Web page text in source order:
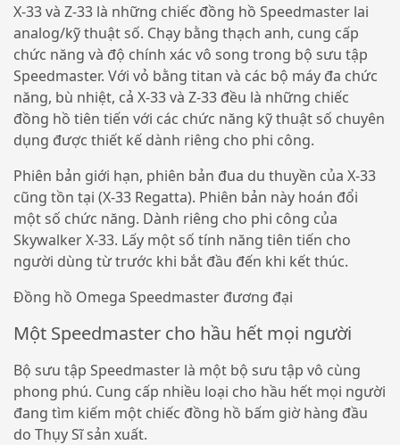
X-33 và Z-33 là những chiếc đồng hồ Speedmaster lai
analog/kỹ thuật số. Chạy bằng thạch anh, cung cấp
chức năng và độ chính xác vô song trong bộ sưu tập
Speedmaster. Với vỏ bằng titan và các bộ máy đa chức
năng, bù nhiệt, cả X-33 và Z-33 đều là những chiếc
đồng hồ tiên tiến với các chức năng kỹ thuật số chuyên
dụng được thiết kế dành riêng cho phi công.
Phiên bản giới hạn, phiên bản đua du thuyền của X-33
cũng tồn tại (X-33 Regatta). Phiên bản này hoán đổi
một số chức năng. Dành riêng cho phi công của
Skywalker X-33. Lấy một số tính năng tiên tiến cho
người dùng từ trước khi bắt đầu đến khi kết thúc.
Đồng hồ Omega Speedmaster đương đại
Một Speedmaster cho hầu hết mọi người
Bộ sưu tập Speedmaster là một bộ sưu tập vô cùng
phong phú. Cung cấp nhiều loại cho hầu hết mọi người
đang tìm kiếm một chiếc đồng hồ bấm giờ hàng đầu
do Thụy Sĩ sản xuất.